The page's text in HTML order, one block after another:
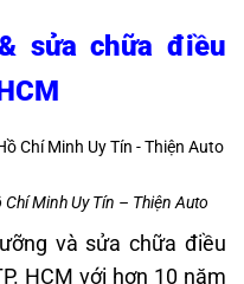
sửa chữa điều
Minh Uy Tín – Thiện Auto
và sửa chữa điều
HCM với hơn 10 năm